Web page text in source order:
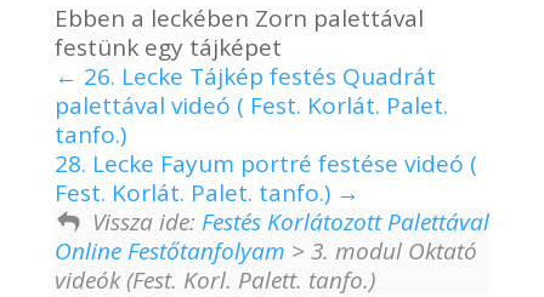
Ebben a leckében Zorn palettával
festünk egy tájképet
26. Lecke Tájkép festés Quadrát
palettával videó ( Fest. Korlát. Palet.
tanfo.)
28. Lecke Fayum portré festése videó (
Fest. Korlát. Palet. tanfo.)
Vissza ide: Festés Korlátozott Palettával
Online Festőtanfolyam > 3. modul Oktató
videók (Fest. Korl. Palett. tanfo.)